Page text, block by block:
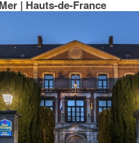
| Hauts-de-France